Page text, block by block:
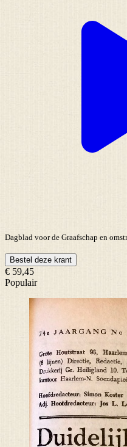
Dagblad voor de Graafschap en
Bestel deze krant
€ 59,45
Populair